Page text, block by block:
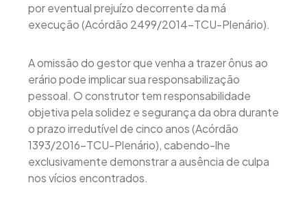
por eventual prejuízo decorrente da má
execução (Acórdão 2499/2014-TCU-Plenário).
A omissão do gestor que venha a trazer ônus ao
erário pode implicar sua responsabilização
pessoal. O construtor tem responsabilidade
objetiva pela solidez e segurança da obra durante
o prazo irredutível de cinco anos (Acórdão
1393/2016-TCU-Plenário), cabendo-lhe
exclusivamente demonstrar a ausência de culpa
nos vícios encontrados.